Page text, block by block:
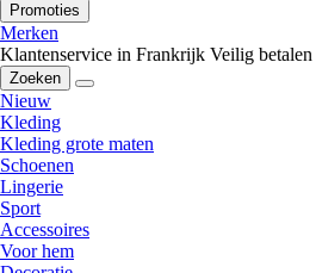
Promoties
Merken
Klantenservice in Frankrijk Veilig betalen
Zoeken
Nieuw
Kleding
Kleding grote maten
Schoenen
Lingerie
Sport
Accessoires
Voor hem